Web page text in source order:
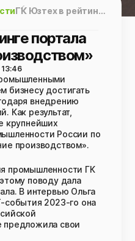
ГК Юзтех в рейтинге портала «Управление производством»
портала
бизнесу достигать
внедрению
Как результат,
крупнейших
России по
производством».
промышленности ГК
поводу дала
В интервью Ольга
события 2023-го она
предложила свои